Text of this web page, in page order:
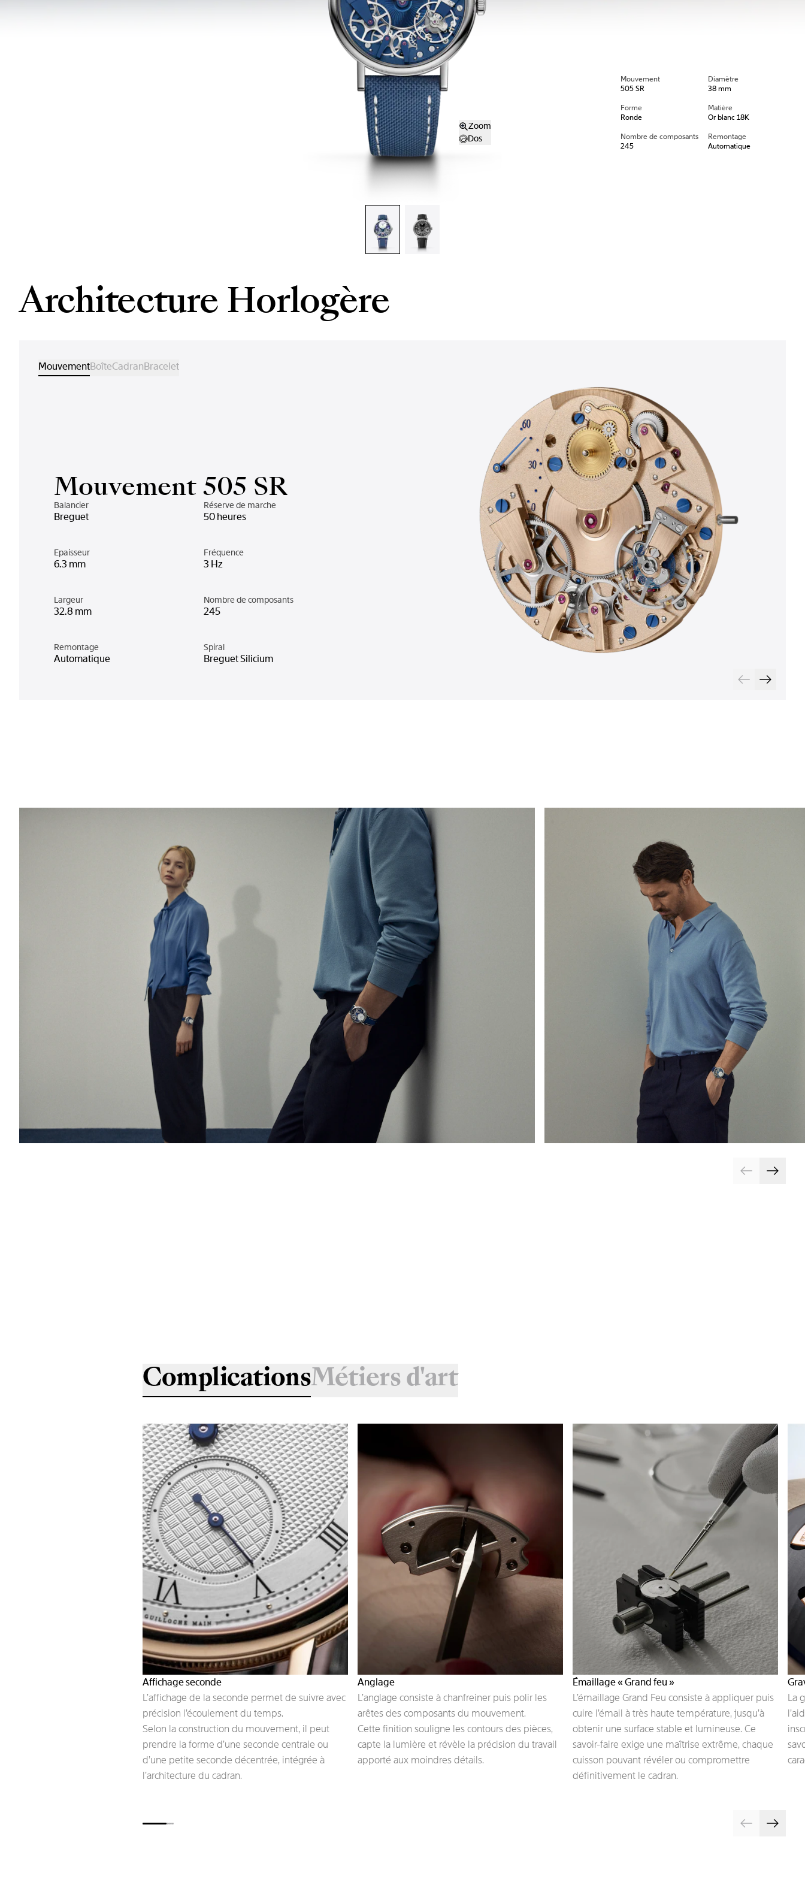
Zoom
Dos
Mouvement
505 SR
Diamètre
38 mm
Forme
Ronde
Matière
Or blanc 18K
Nombre de composants
245
Remontage
Automatique
Architecture Horlogère
MouvementBoîteCadranBracelet
Mouvement 505 SR
Balancier
Breguet
Réserve de marche
50 heures
Epaisseur
6.3 mm
Fréquence
3 Hz
Largeur
32.8 mm
Nombre de composants
245
Remontage
Automatique
Spiral
Breguet Silicium
ComplicationsMétiers d'art
Affichage seconde
L’affichage de la seconde permet de suivre avec
précision l’écoulement du temps.
Selon la construction du mouvement, il peut
prendre la forme d’une seconde centrale ou
d’une petite seconde décentrée, intégrée à
l’architecture du cadran.
Anglage
L’anglage consiste à chanfreiner puis polir les
arêtes des composants du mouvement.
Cette finition souligne les contours des pièces,
capte la lumière et révèle la précision du travail
apporté aux moindres détails.
Émaillage « Grand feu »
L’émaillage Grand Feu consiste à appliquer puis
cuire l’émail à très haute température, jusqu’à
obtenir une surface stable et lumineuse. Ce
savoir-faire exige une maîtrise extrême, chaque
cuisson pouvant révéler ou compromettre
définitivement le cadran.
La